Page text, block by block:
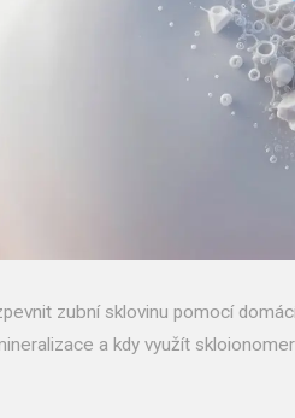
zubní sklovinu pomocí
a kdy využít